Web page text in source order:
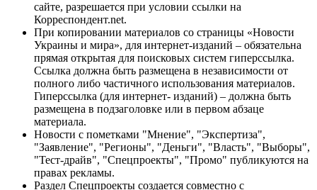
сайте, разрешается при условии ссылки на
Корреспондент.net.
При копировании материалов со страницы «Новости
Украины и мира», для интернет-изданий – обязательна
прямая открытая для поисковых систем гиперссылка.
Ссылка должна быть размещена в независимости от
полного либо частичного использования материалов.
Гиперссылка (для интернет- изданий) – должна быть
размещена в подзаголовке или в первом абзаце
материала.
Новости с пометками "Мнение", "Экспертиза",
"Заявление", "Регионы", "Деньги", "Власть", "Выборы",
"Тест-драйв", "Спецпроекты", "Промо" публикуются на
правах рекламы.
Раздел Спецпроекты создается совместно с